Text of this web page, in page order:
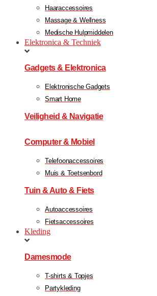
Haaraccessoires
Massage & Wellness
Medische Hulpmiddelen
Elektronica & Techniek
Gadgets & Elektronica
Elektronische Gadgets
Smart Home
Veiligheid & Navigatie
Computer & Mobiel
Telefoonaccessoires
Muis & Toetsenbord
Tuin & Auto & Fiets
Autoaccessoires
Fietsaccessoires
Kleding
Damesmode
T-shirts & Topjes
Partykleding